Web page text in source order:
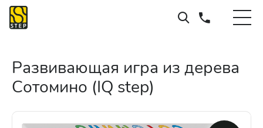
Развивающая игра из дерева
Сотомино (IQ step)